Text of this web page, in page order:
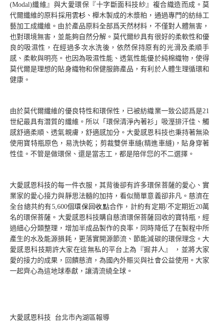
無線電通訊設備
汽化爐
志工裝備
志工背心
壓力布
ECO超輕量四輪登機箱
太陽能帽
防污快乾褲
防穿刺鞋
防水手套
人援會大藏經
人援會
食品組
衣物組
資通組
(Modal)纖維』與大愛環保『十字斷面科技紗』複合織造而成。莫
代爾纖維的原料採用 雲杉、櫸木製成的木漿粕，通過專門的紡絲工
藝加工成纖維。由於產品原料全部爲天然材料，不僅對人體無害，
也對環境無害，並能夠自然分解。莫代爾紗具有很好的柔軟性和優
良的吸濕性，在經過多次水洗後，依然保持原有的光滑及柔順手
感、柔軟與明亮。也因為吸濕性能、透氣性能優於純棉織物，使得
莫代爾是理想的貼身織物和保健服飾產品，有利於人體生理循環和
健康。
由於莫代爾纖維的優良特性和環保性 ， 已被紡織業一致公認爲是21
世紀最具有潛質的纖維。 所以 「環保清淨內著衫」 吸溼排汗佳、觸
感舒適柔順、透氣親膚，舒適感加分。大愛感恩科技也秉持著無染
使用寶特瓶原色，易洗快乾；剪裁雙併車縫(精進車縫) ，貼身穿著
性佳。不管是做環保、還是當志工，都是陪伴您的不二選擇。
大愛感恩科技的每一件衣服，其背後卻有許多環保菩薩的愛心、實
業家的愛心接力與靜思法髓的加持，看似簡單意義卻非凡。慈濟在
全台總共約有5,600個環保回收點合作，計約有定期/不定期近20萬
名的環保菩薩。大愛感恩科技購自慈濟環保菩薩回收的寶特瓶，經
過細心分類整理，增加半成品製作的良率，同時降低了在製程中所
產生的水及能源損耗，更落實開源節流、節能減碳的環保理念。大
愛感恩科技期許大家在這無私的平台上為『掘井人』
， 並將大家
愛的接力的成果，回饋慈濟，為國內外賑災與社會公益使用。大家
一起齊心為這地球奉獻，讓清流繞全球。
大愛感恩科技 台北市內湖區報導